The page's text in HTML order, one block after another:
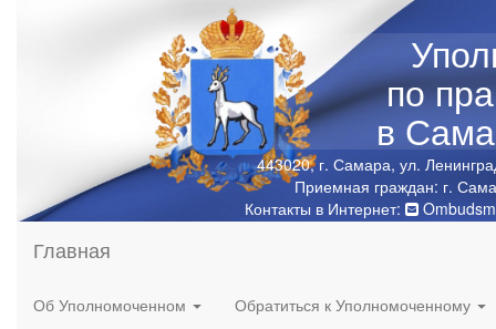
по
в
443020, г. Самара, ул.
Приемная граждан: г.
Контакты в Интернет:
Главная
Об Уполномоченном Обратиться к Уполномоченному